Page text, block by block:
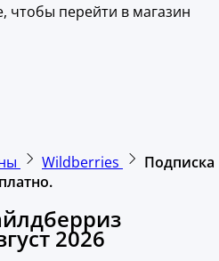
чтобы перейти в магазин
Wildberries
Подписка
2026